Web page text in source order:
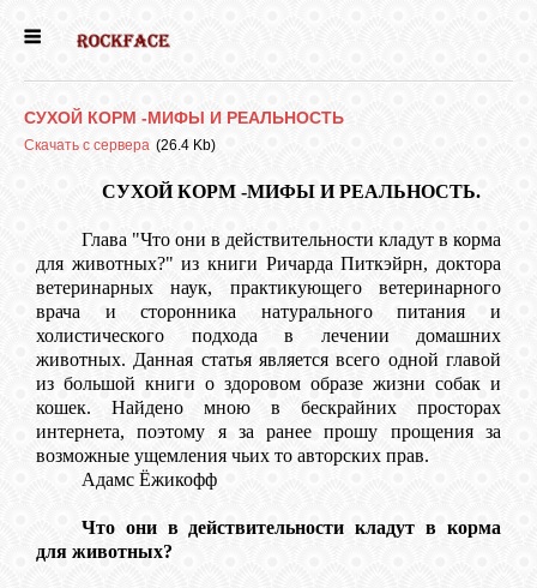
ДЕВОЧКИ
НОВОСТИ
ВЫПУСКНИКИ
ПОЧИТАТЬ
СУХОЙ КОРМ -МИФЫ И РЕАЛЬНОСТЬ
Скачать с сервера (26.4 Kb)
СУХОЙ КОРМ -МИФЫ И РЕАЛЬНОСТЬ.
Глава "Что они в действительности кладут в корма
для животных?" из книги Ричарда Питкэйрн, доктора
ветеринарных наук, практикующего ветеринарного
врача и сторонника натурального питания и
холистического подхода в лечении домашних
животных. Данная статья является всего одной главой
из большой книги о здоровом образе жизни собак и
кошек. Найдено мною в бескрайних просторах
интернета, поэтому я за ранее прошу прощения за
возможные ущемления чьих то авторских прав.
Адамс Ёжикофф
Что они в действительности кладут в корма
для животных?